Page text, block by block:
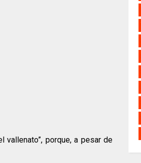
vallenato”, porque, a pesar de